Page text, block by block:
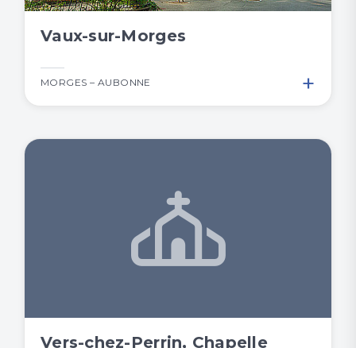
Vaux-sur-Morges
MORGES – AUBONNE +
Vers-chez-Perrin, Chapelle